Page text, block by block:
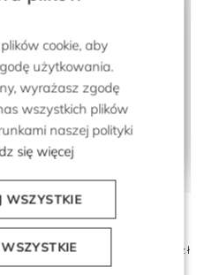
jedwabiu
1 199 zł
cookie, aby
użytkowania.
wyrażasz zgodę
wszystkich plików
naszej polityki
się więcej
WSZYSTKIE